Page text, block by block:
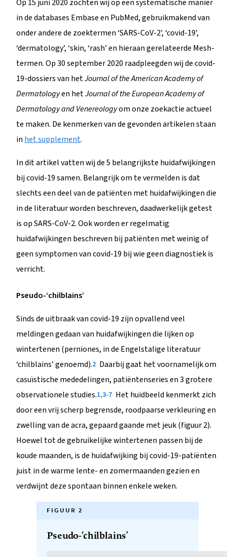
Op 15 juni 2020 zochten wij op een systematische manier
in de databases Embase en PubMed, gebruikmakend van
onder andere de zoektermen ‘SARS-CoV-2’, ‘covid-19’,
‘dermatology’, ‘skin, ‘rash’ en hieraan gerelateerde Mesh-
termen. Op 30 september 2020 raadpleegden wij de covid-
19-dossiers van hetJournal of the American Academy of
Dermatologyen hetJournal of the European Academy of
Dermatology and Venereologyom onze zoekactie actueel
te maken. De kenmerken van de gevonden artikelen staan
inhet supplement.
In dit artikel vatten wij de 5 belangrijkste huidafwijkingen
bij covid-19 samen. Belangrijk om te vermelden is dat
slechts een deel van de patiënten met huidafwijkingen die
in de literatuur worden beschreven, daadwerkelijk getest
is op SARS-CoV-2. Ook worden er regelmatig
huidafwijkingen beschreven bij patiënten met weinig of
geen symptomen van covid-19 bij wie geen diagnostiek is
verricht.
Pseudo-‘chilblains’
Sinds de uitbraak van covid-19 zijn opvallend veel
meldingen gedaan van huidafwijkingen die lijken op
wintertenen (perniones, in de Engelstalige literatuur
‘chilblains’ genoemd).2 Daarbij gaat het voornamelijk om
casuïstische mededelingen, patiëntenseries en 3 grotere
observationele studies.1,3-7 Het huidbeeld kenmerkt zich
door een vrij scherp begrensde, roodpaarse verkleuring en
zwelling van de acra, gepaard gaande met jeuk (figuur 2).
Hoewel tot de gebruikelijke wintertenen passen bij de
koude maanden, is de huidafwijking bij covid-19-patiënten
juist in de warme lente- en zomermaanden gezien en
verdwijnt deze spontaan binnen enkele weken.
FIGUUR 2
Pseudo-‘chilblains’